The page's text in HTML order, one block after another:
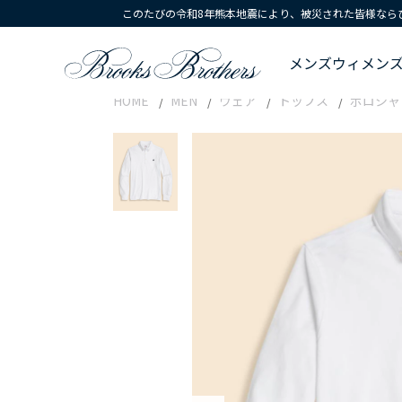
このたびの令和8年熊本地震により、被災された皆様な
メンズウィメン
HOME MEN ウェア トップス ポロシ